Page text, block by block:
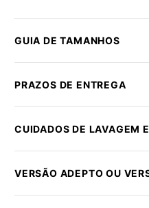
GUIA DE TAMANHOS
PRAZOS DE ENTREGA
CUIDADOS DE LAVAGEM
VERSÃO ADEPTO OU